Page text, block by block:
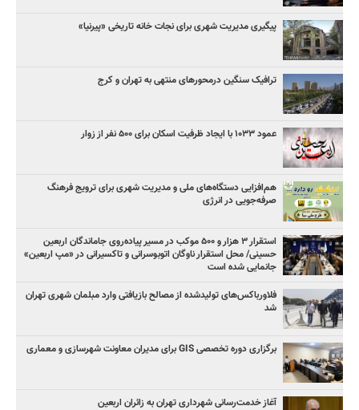
پیگیری مدیریت شهری برای نجات خانه تاریخی «پیرنیا»
ترافیک سنگین درمحورهای منتهی به تهران و کرج
عمود ۱۰۳۳ با ایجاد ظرفیت اسکان برای ۵۰۰ نفر از زوار
هم‌افزایی دستگاه‌های ملی و مدیریت شهری برای ترویج فرهنگ
صرفه‌جویی در انرژی
استقرار ۳ هزار و ۵۰۰ موکب در مسیر پیاده‌روی جاماندگان اربعین
حسینی/ محل استقرار ناوگان اتوبوسرانی و تاکسیرانی در «مپ اربعین»
جانمایی شده است
فلاورباکس‌های تولیدشده از مصالح بازیافتی وارد مبلمان شهری تهران
شد
برگزاری دوره تخصصی GIS برای مدیران معاونت شهرسازی و معماری
آغاز خدمت‌رسانی شهرداری تهران به زائران اربعین